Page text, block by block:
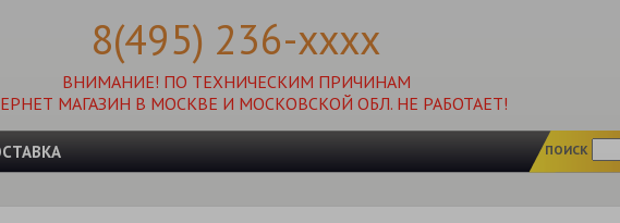
8(495) 236-xxxx
ВНИМАНИЕ! ПО ТЕХНИЧЕСКИМ ПРИЧИНАМ
МАГАЗИН В МОСКВЕ И МОСКОВСКОЙ ОБЛ. НЕ РАБОТАЕТ!
ПОИСК